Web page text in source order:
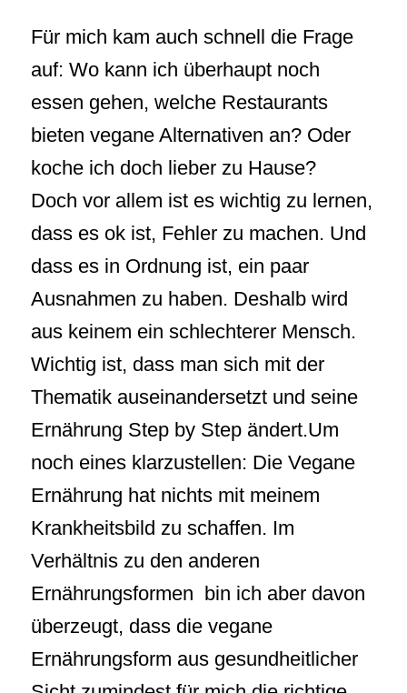
Für mich kam auch schnell die Frage
auf: Wo kann ich überhaupt noch
essen gehen, welche Restaurants
bieten vegane Alternativen an? Oder
koche ich doch lieber zu Hause?
Doch vor allem ist es wichtig zu lernen,
dass es ok ist, Fehler zu machen. Und
dass es in Ordnung ist, ein paar
Ausnahmen zu haben. Deshalb wird
aus keinem ein schlechterer Mensch.
Wichtig ist, dass man sich mit der
Thematik auseinandersetzt und seine
Ernährung Step by Step ändert.Um
noch eines klarzustellen: Die Vegane
Ernährung hat nichts mit meinem
Krankheitsbild zu schaffen. Im
Verhältnis zu den anderen
Ernährungsformen bin ich aber davon
überzeugt, dass die vegane
Ernährungsform aus gesundheitlicher